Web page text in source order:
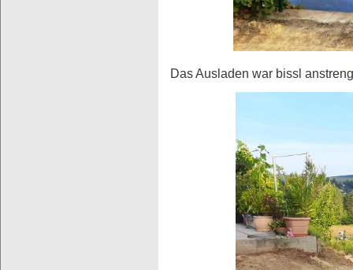
Das Ausladen war bissl